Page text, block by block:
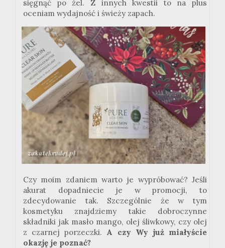
sięgnąć po żel. Z innych kwestii to na plus
oceniam wydajność i świeży zapach.
Czy moim zdaniem warto je wypróbować? Jeśli
akurat dopadniecie je w promocji, to
zdecydowanie tak. Szczególnie że w tym
kosmetyku znajdziemy takie dobroczynne
składniki jak masło mango, olej śliwkowy, czy olej
z czarnej porzeczki. A czy Wy już miałyście
okazję je poznać?